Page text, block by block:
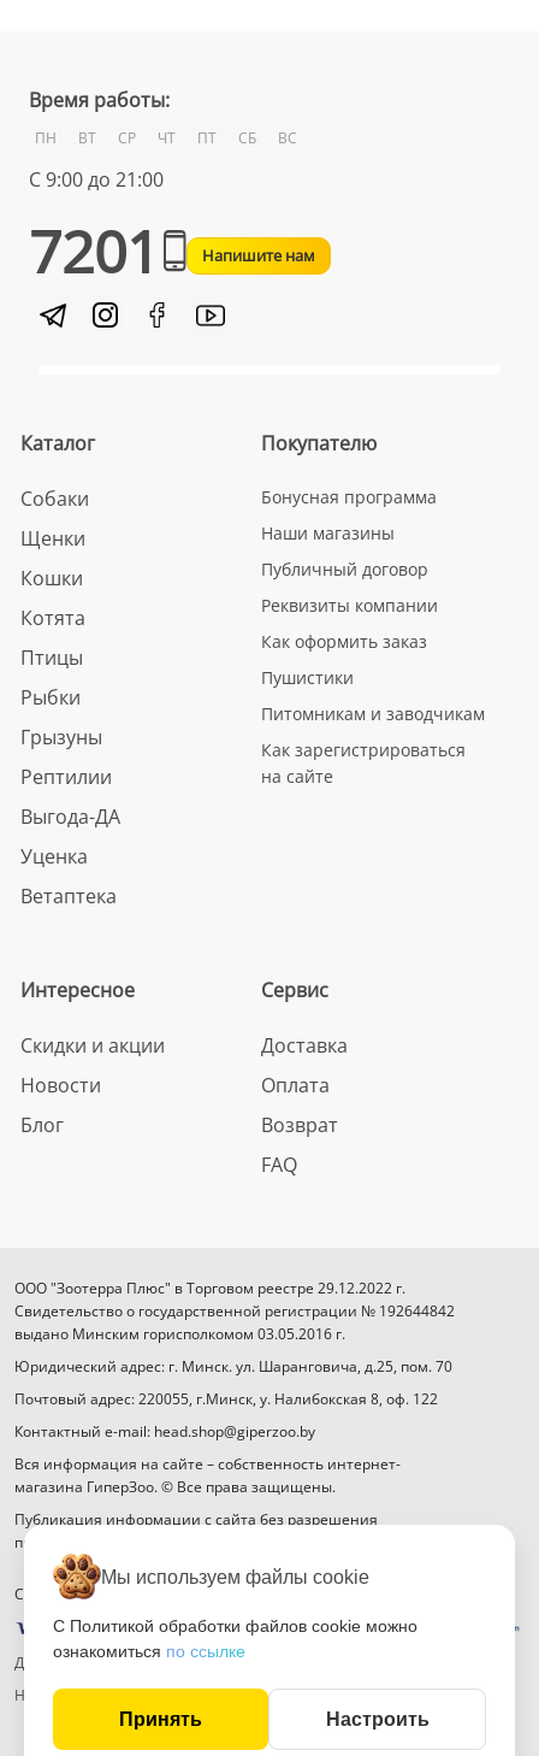
Время работы:
ПН ВТ СР ЧТ ПТ СБ ВС
С 9:00 до 21:00
7201 Напишите нам
Каталог
Собаки
Щенки
Кошки
Котята
Птицы
Рыбки
Грызуны
Рептилии
Выгода-ДА
Уценка
Ветаптека
Покупателю
Бонусная программа
Наши магазины
Публичный договор
Реквизиты компании
Как оформить заказ
Пушистики
Питомникам и заводчикам
Как зарегистрироваться
на сайте
Интересное
Скидки и акции
Новости
Блог
Сервис
Доставка
Оплата
Возврат
FAQ
ООО "Зоотерра Плюс" в Торговом реестре 29.12.2022 г.
Свидетельство о государственной регистрации № 192644842
выдано Минским горисполкомом 03.05.2016 г.
Юридический адрес: г. Минск. ул. Шаранговича, д.25, пом. 70
Почтовый адрес: 220055, г.Минск, у. Налибокская 8, оф. 122
Контактный e-mail: head.shop@giperzoo.by
Вся информация на сайте – собственность интернет-
магазина ГиперЗоо. © Все права защищены.
Публикация информации с сайта без разрешения
правообладателя запрещена.
Способы оплаты
Договор публичной оферты
Настройка файлов cookie
Мы используем файлы cookie
С Политикой обработки файлов cookie можно
ознакомиться по ссылке
Принять Настроить